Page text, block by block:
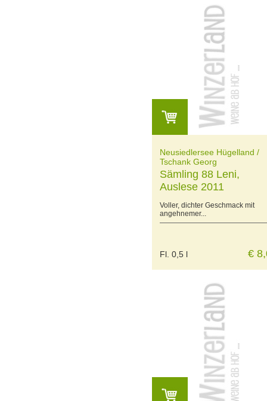
Neusiedlersee Hügelland /
Tschank Georg
Sämling 88 Leni,
Auslese 2011
Voller, dichter Geschmack mit
angehnemer...
Fl. 0,5 l €